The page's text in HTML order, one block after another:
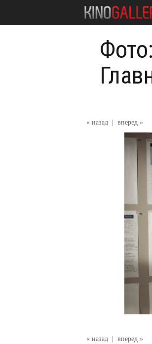
Фото:
« назад вперед »
« назад вперед »